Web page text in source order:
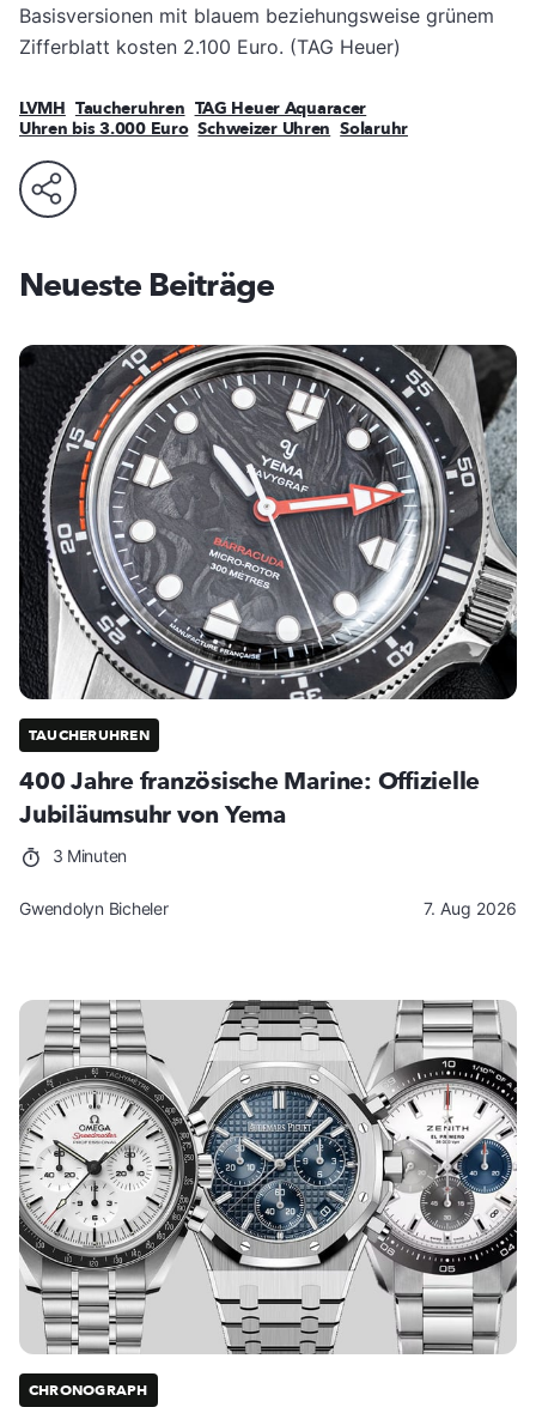
Basisversionen mit blauem beziehungsweise grünem
Zifferblatt kosten 2.100 Euro. (TAG Heuer)
LVMH Taucheruhren TAG Heuer Aquaracer
Uhren bis 3.000 Euro Schweizer Uhren Solaruhr
Neueste Beiträge
TAUCHERUHREN
400 Jahre französische Marine: Offizielle
Jubiläumsuhr von Yema
3 Minuten
Gwendolyn Bicheler 7. Aug 2026
CHRONOGRAPH